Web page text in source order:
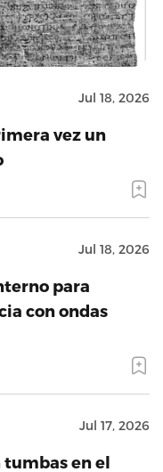
Jul 18, 2026
vez un
Jul 18, 2026
para
con ondas
Jul 17, 2026
en el